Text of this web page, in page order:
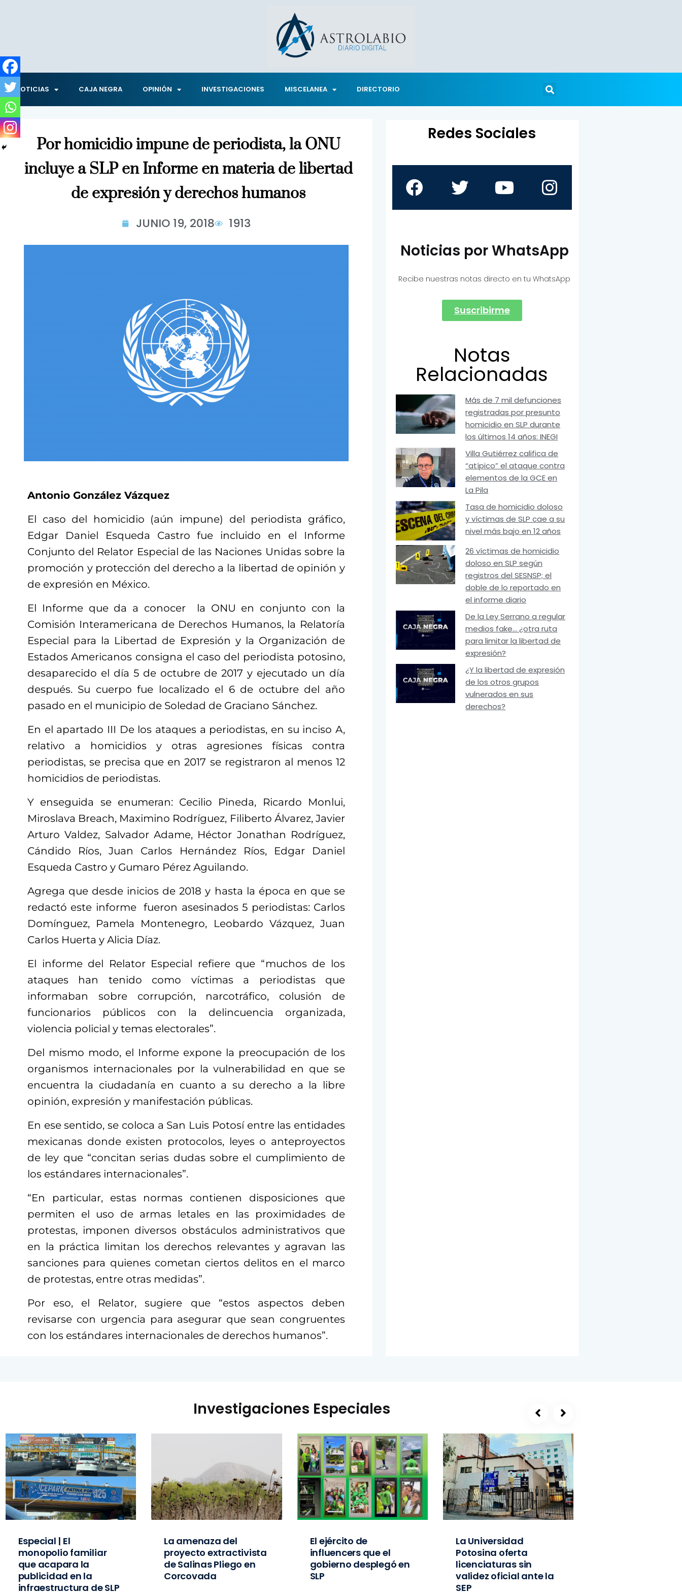
NOTICIAS CAJA NEGRA OPINIÓN INVESTIGACIONES MISCELANEA DIRECTORIO
Por homicidio impune de periodista, la ONU
incluye a SLP en Informe en materia de libertad
de expresión y derechos humanos
JUNIO 19, 2018 1913
Antonio González Vázquez
El caso del homicidio (aún impune) del periodista gráfico,
Edgar Daniel Esqueda Castro fue incluido en el Informe
Conjunto del Relator Especial de las Naciones Unidas sobre la
promoción y protección del derecho a la libertad de opinión y
de expresión en México.
El Informe que da a conocer la ONU en conjunto con la
Comisión Interamericana de Derechos Humanos, la Relatoría
Especial para la Libertad de Expresión y la Organización de
Estados Americanos consigna el caso del periodista potosino,
desaparecido el día 5 de octubre de 2017 y ejecutado un día
después. Su cuerpo fue localizado el 6 de octubre del año
pasado en el municipio de Soledad de Graciano Sánchez.
En el apartado III De los ataques a periodistas, en su inciso A,
relativo a homicidios y otras agresiones físicas contra
periodistas, se precisa que en 2017 se registraron al menos 12
homicidios de periodistas.
Y enseguida se enumeran: Cecilio Pineda, Ricardo Monlui,
Miroslava Breach, Maximino Rodríguez, Filiberto Álvarez, Javier
Arturo Valdez, Salvador Adame, Héctor Jonathan Rodríguez,
Cándido Ríos, Juan Carlos Hernández Ríos, Edgar Daniel
Esqueda Castro y Gumaro Pérez Aguilando.
Agrega que desde inicios de 2018 y hasta la época en que se
redactó este informe fueron asesinados 5 periodistas: Carlos
Domínguez, Pamela Montenegro, Leobardo Vázquez, Juan
Carlos Huerta y Alicia Díaz.
El informe del Relator Especial refiere que “muchos de los
ataques han tenido como víctimas a periodistas que
informaban sobre corrupción, narcotráfico, colusión de
funcionarios públicos con la delincuencia organizada,
violencia policial y temas electorales”.
Del mismo modo, el Informe expone la preocupación de los
organismos internacionales por la vulnerabilidad en que se
encuentra la ciudadanía en cuanto a su derecho a la libre
opinión, expresión y manifestación públicas.
En ese sentido, se coloca a San Luis Potosí entre las entidades
mexicanas donde existen protocolos, leyes o anteproyectos
de ley que “concitan serias dudas sobre el cumplimiento de
los estándares internacionales”.
“En particular, estas normas contienen disposiciones que
permiten el uso de armas letales en las proximidades de
protestas, imponen diversos obstáculos administrativos que
en la práctica limitan los derechos relevantes y agravan las
sanciones para quienes cometan ciertos delitos en el marco
de protestas, entre otras medidas”.
Por eso, el Relator, sugiere que “estos aspectos deben
revisarse con urgencia para asegurar que sean congruentes
con los estándares internacionales de derechos humanos”.
Redes Sociales
Noticias por WhatsApp
Recibe nuestras notas directo en tu WhatsApp
Suscribirme
Notas
Relacionadas
Más de 7 mil defunciones
registradas por presunto
homicidio en SLP durante
los últimos 14 años: INEGI
Villa Gutiérrez califica de
“atípico” el ataque contra
elementos de la GCE en
La Pila
Tasa de homicidio doloso
y víctimas de SLP cae a su
nivel más bajo en 12 años
26 víctimas de homicidio
doloso en SLP según
registros del SESNSP; el
doble de lo reportado en
el informe diario
De la Ley Serrano a regular
medios fake… ¿otra ruta
para limitar la libertad de
expresión?
¿Y la libertad de expresión
de los otros grupos
vulnerados en sus
derechos?
Investigaciones Especiales
Especial | El
monopolio familiar
que acapara la
publicidad en la
infraestructura de SLP
La amenaza del
proyecto extractivista
de Salinas Pliego en
Corcovada
El ejército de
influencers que el
gobierno desplegó en
SLP
La Universidad
Potosina oferta
licenciaturas sin
validez oficial ante la
SEP